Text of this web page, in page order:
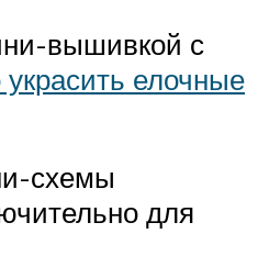
вышивкой с
елочные
схемы
для